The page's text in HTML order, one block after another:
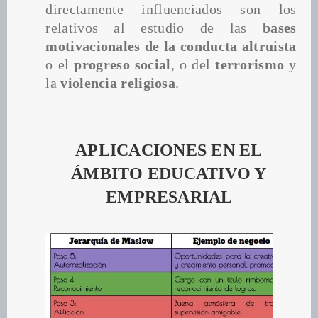
directamente influenciados son los
relativos al estudio de las bases
motivacionales de la conducta altruista
o el progreso social, o del terrorismo y
la violencia religiosa.
APLICACIONES EN EL
ÁMBITO EDUCATIVO Y
EMPRESARIAL